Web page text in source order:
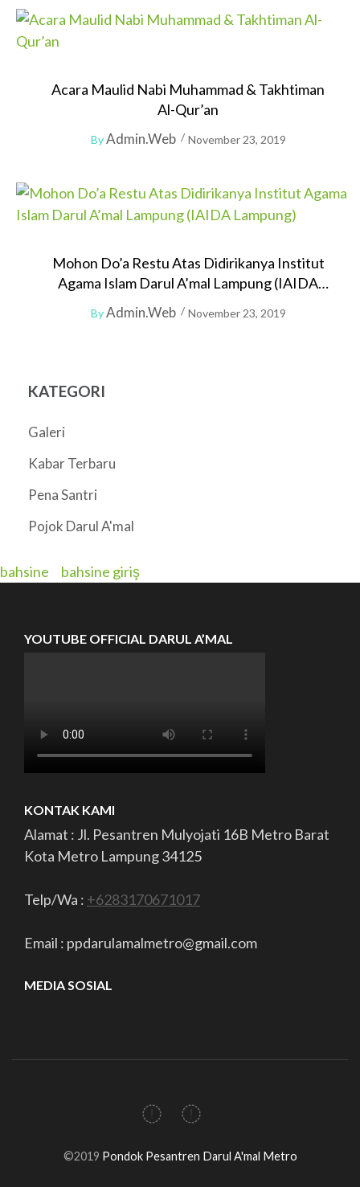
Acara Maulid Nabi Muhammad & Takhtiman
Al-Qur’an
ByAdmin.web November 23, 2019
Mohon Do’a Restu Atas Didirikanya Institut
Agama Islam Darul A’mal Lampung (IAIDA
Lampung)
ByAdmin.web November 23, 2019
KATEGORI
Galeri
Kabar Terbaru
Pena Santri
Pojok Darul A'mal
bahsine bahsine giriş
YOUTUBE OFFICIAL DARUL A’MAL
KONTAK KAMI
Alamat : Jl. Pesantren Mulyojati 16B Metro Barat
Kota Metro Lampung 34125
Telp/Wa : +6283170671017
Email : ppdarulamalmetro@gmail.com
MEDIA SOSIAL
©2019 Pondok Pesantren Darul A'mal Metro